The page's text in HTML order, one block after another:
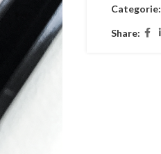
Categorie:
Share: